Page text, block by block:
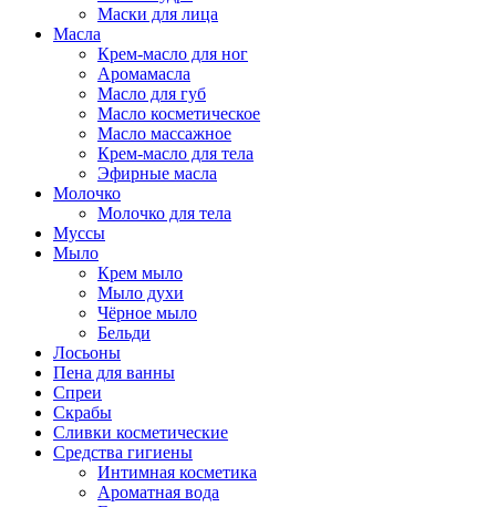
Маски для лица
Масла
Крем-масло для ног
Аромамасла
Масло для губ
Масло косметическое
Масло массажное
Крем-масло для тела
Эфирные масла
Молочко
Молочко для тела
Муссы
Мыло
Крем мыло
Мыло духи
Чёрное мыло
Бельди
Лосьоны
Пена для ванны
Спреи
Скрабы
Сливки косметические
Средства гигиены
Интимная косметика
Ароматная вода